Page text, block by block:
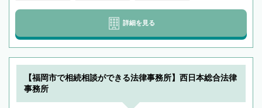
詳細を見る
【福岡市で相続相談ができる法律事務所】西日本総合法律
事務所